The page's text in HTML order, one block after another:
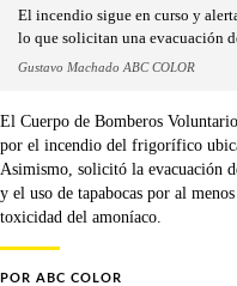
El incendio sigue en curso y
lo que solicitan una evacuación
Gustavo Machado ABC COLOR
El Cuerpo de Bomberos
por el incendio del frigorífico
Asimismo, solicitó la evacuación
y el uso de tapabocas por al
toxicidad del amoníaco.
POR ABC COLOR